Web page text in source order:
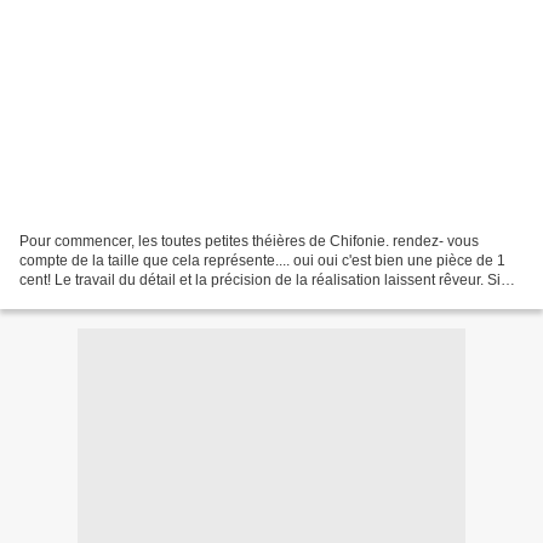
Pour commencer, les toutes petites théières de Chifonie. rendez- vous
compte de la taille que cela représente.... oui oui c'est bien une pièce de 1
cent! Le travail du détail et la précision de la réalisation laissent rêveur. Si